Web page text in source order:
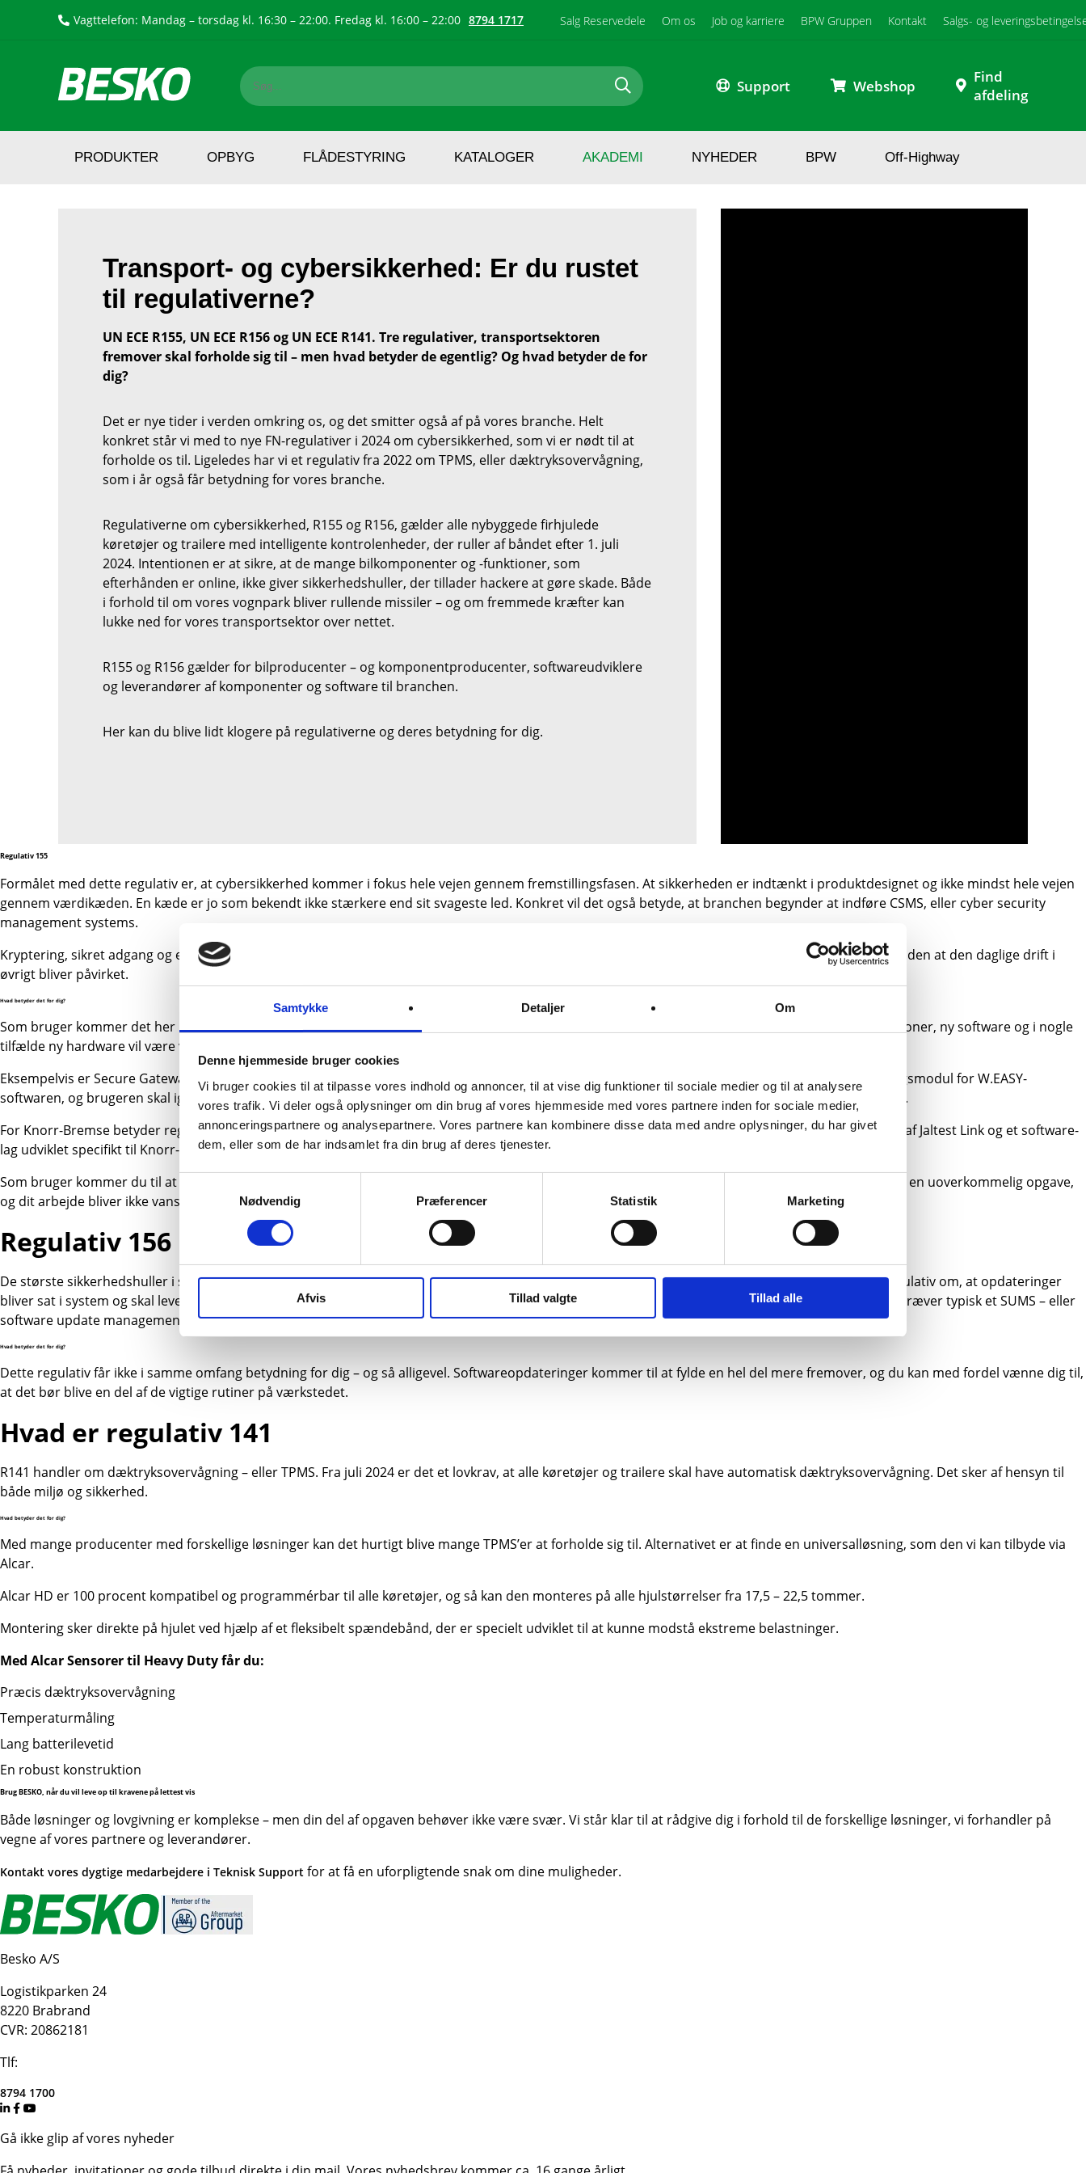
Samtykke Detaljer Om
Denne hjemmeside bruger cookies
Vi bruger cookies til at tilpasse vores indhold og annoncer, til at vise dig funktioner til sociale medier og til at analysere
vores trafik. Vi deler også oplysninger om din brug af vores hjemmeside med vores partnere inden for sociale medier,
annonceringspartnere og analysepartnere. Vores partnere kan kombinere disse data med andre oplysninger, du har givet
dem, eller som de har indsamlet fra din brug af deres tjenester.
Nødvendig
Præferencer Statistik Marketing
Afvis Tillad valgte Tillad alle
Vagttelefon: Mandag – torsdag kl. 16:30 – 22:00. Fredag kl. 16:00 – 22:00 8794 1717 Salg Reservedele Om os Job og karriere BPW Gruppen Kontakt Salgs- og
Support Webshop
Find
afdeling
PRODUKTER OPBYG FLÅDESTYRING KATALOGER AKADEMI NYHEDER BPW Off-Highway
Transport- og cybersikkerhed: Er du rustet
til regulativerne?
UN ECE R155, UN ECE R156 og UN ECE R141. Tre regulativer, transportsektoren
fremover skal forholde sig til – men hvad betyder de egentlig? Og hvad betyder de for
dig?
Det er nye tider i verden omkring os, og det smitter også af på vores branche. Helt
konkret står vi med to nye FN-regulativer i 2024 om cybersikkerhed, som vi er nødt til at
forholde os til. Ligeledes har vi et regulativ fra 2022 om TPMS, eller dæktryksovervågning,
som i år også får betydning for vores branche.
Regulativerne om cybersikkerhed, R155 og R156, gælder alle nybyggede firhjulede
køretøjer og trailere med intelligente kontrolenheder, der ruller af båndet efter 1. juli
2024. Intentionen er at sikre, at de mange bilkomponenter og -funktioner, som
efterhånden er online, ikke giver sikkerhedshuller, der tillader hackere at gøre skade. Både
i forhold til om vores vognpark bliver rullende missiler – og om fremmede kræfter kan
lukke ned for vores transportsektor over nettet.
R155 og R156 gælder for bilproducenter – og komponentproducenter, softwareudviklere
og leverandører af komponenter og software til branchen.
Her kan du blive lidt klogere på regulativerne og deres betydning for dig.
Regulativ 155
Formålet med dette regulativ er, at cybersikkerhed kommer i fokus hele vejen gennem fremstillingsfasen. At sikkerheden er indtænkt i produktdesignet og ikke mindst hele vejen
gennem værdikæden. En kæde er jo som bekendt ikke stærkere end sit svageste led. Konkret vil det også betyde, at branchen begynder at indføre CSMS, eller cyber security
management systems.
Kryptering, sikret adgang og en konstant overvågning af systemaktiviteter skal sikre, at uønskede kræfter ikke får adgang til at påvirke køretøjerne – uden at den daglige drift i
øvrigt bliver påvirket.
Hvad betyder det for dig?
Som bruger kommer det her især til at påvirke den måde, du arbejder med diagnostik – for adgangskravene bliver i den grad skærpet. Nye autorisationer, ny software og i nogle
tilfælde ny hardware vil være virkeligheden mange steder. I vores sortiment vil det betyde ændringer i forhold til WABCOWÜRTH og Knorr-Bremse.
Eksempelvis er Secure Gateway-portalen fra WABCOWÜRTH en mulig adgangsløsning til diagnostik i transportsektoren. Secure Gateway er et adgangsmodul for W.EASY-
softwaren, og brugeren skal igennem en grundig oprettelse første gang. Herefter har brugeren en lettere, men sikker, adgang til W.EASY i det daglige.
For Knorr-Bremse betyder regulativet et farvel til henholdsvis NEO Green og ECUtalk – og et skifte til Jaltest, som kommer med både hardware i form af Jaltest Link og et software-
lag udviklet specifikt til Knorr-Bremse. TEBS G2.2 kommer til at overgå til iTEBS X.
Som bruger kommer du til at skulle overgå til disse løsninger – og imødekomme de nye krav i forhold til login og opbevaring af koder. Men det er ikke en uoverkommelig opgave,
og dit arbejde bliver ikke vanskeligere, når du først er logget ind.
Regulativ 156
De største sikkerhedshuller i software opstår med alderen, og det er ekstremt vigtigt, at software løbende bliver opdateret. Derfor handler dette regulativ om, at opdateringer
bliver sat i system og skal leve op til en række mindstekrav. Det kræver også, at hele værdikæden spiller sammen om softwareopdateringer – og det kræver typisk et SUMS – eller
software update management system.
Hvad betyder det for dig?
Dette regulativ får ikke i samme omfang betydning for dig – og så alligevel. Softwareopdateringer kommer til at fylde en hel del mere fremover, og du kan med fordel vænne dig til,
at det bør blive en del af de vigtige rutiner på værkstedet.
Hvad er regulativ 141
R141 handler om dæktryksovervågning – eller TPMS. Fra juli 2024 er det et lovkrav, at alle køretøjer og trailere skal have automatisk dæktryksovervågning. Det sker af hensyn til
både miljø og sikkerhed.
Hvad betyder det for dig?
Med mange producenter med forskellige løsninger kan det hurtigt blive mange TPMS’er at forholde sig til. Alternativet er at finde en universalløsning, som den vi kan tilbyde via
Alcar.
Alcar HD er 100 procent kompatibel og programmérbar til alle køretøjer, og så kan den monteres på alle hjulstørrelser fra 17,5 – 22,5 tommer.
Montering sker direkte på hjulet ved hjælp af et fleksibelt spændebånd, der er specielt udviklet til at kunne modstå ekstreme belastninger.
Med Alcar Sensorer til Heavy Duty får du:
Præcis dæktryksovervågning
Temperaturmåling
Lang batterilevetid
En robust konstruktion
Brug BESKO, når du vil leve op til kravene på lettest vis
Både løsninger og lovgivning er komplekse – men din del af opgaven behøver ikke være svær. Vi står klar til at rådgive dig i forhold til de forskellige løsninger, vi forhandler på
vegne af vores partnere og leverandører.
Kontakt vores dygtige medarbejdere i Teknisk Support for at få en uforpligtende snak om dine muligheder.
Besko A/S
Logistikparken 24
8220 Brabrand
CVR: 20862181
Tlf:
8794 1700
Gå ikke glip af vores nyheder